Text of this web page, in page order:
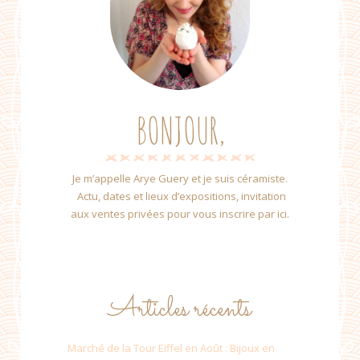
BONJOUR,
Je m’appelle Arye Guery et je suis céramiste.
Actu, dates et lieux d’expositions, invitation
aux ventes privées pour vous inscrire par ici.
Articles récents
Marché de la Tour Eiffel en Août : Bijoux en